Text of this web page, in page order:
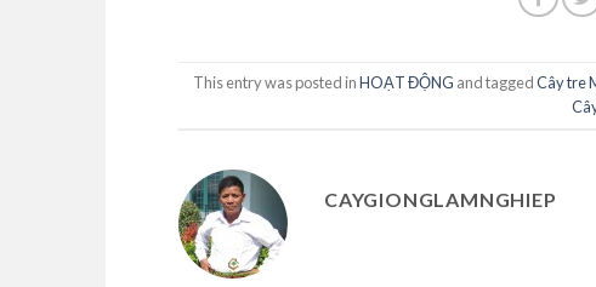
This entry was posted inHOẠT ĐỘNG and taggedCây tre
CAYGIONGLAMNGHIEP